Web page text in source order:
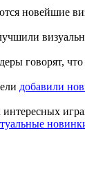
новейшие
говорят, что
добавили